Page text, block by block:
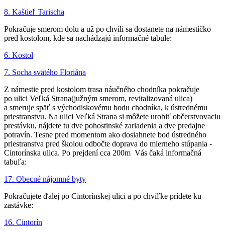
8. Kaštieľ Tarischa
Pokračuje smerom dolu a už po chvíli sa dostanete na námestíčko
pred kostolom, kde sa nachádzajú informačné tabule:
6. Kostol
7. Socha svätého Floriána
Z námestie pred kostolom trasa náučného chodníka pokračuje
po ulici Veľká Strana(južným smerom, revitalizovaná ulica)
a smeruje späť s východiskovému bodu chodníka, k ústrednému
priestranstvu. Na ulici Veľká Strana si môžete urobiť občerstvovaciu
prestávku, nájdete tu dve pohostinské zariadenia a dve predajne
potravín. Tesne pred momentom ako dosiahnete bod ústredného
priestranstva pred školou odbočte doprava do mierneho stúpania -
Cintorínska ulica. Po prejdení cca 200m Vás čaká informačná
tabuľa:
17. Obecné nájomné byty
Pokračujete ďalej po Cintorínskej ulici a po chvíľke prídete ku
zastávke:
16. Cintorín